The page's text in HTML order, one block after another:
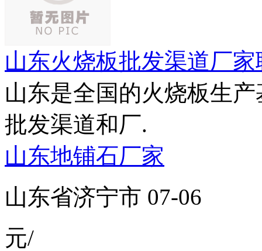
山东火烧板批发渠道厂
山东是全国的火烧板生
批发渠道和厂.
山东地铺石厂家
山东省济宁市 07-06
元/